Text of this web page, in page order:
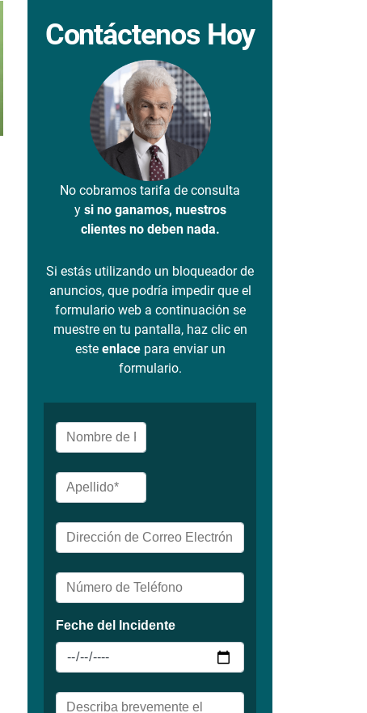
Contáctenos Hoy
No cobramos tarifa de consulta
y si no ganamos, nuestros
clientes no deben nada.
Si estás utilizando un bloqueador de
anuncios, que podría impedir que el
formulario web a continuación se
muestre en tu pantalla, haz clic en
este enlacepara enviar un
formulario.